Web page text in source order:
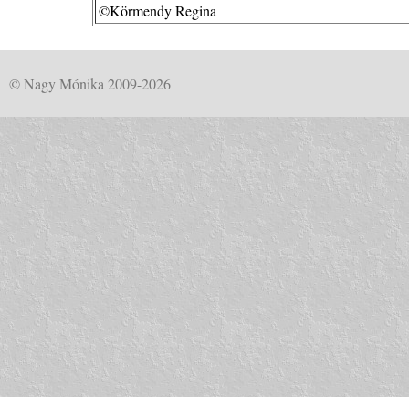
©Körmendy Regina
© Nagy Mónika 2009-2026